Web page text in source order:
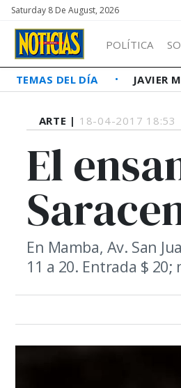
Saturday 8 De August, 2026
POLÍTICA
TEMAS DEL DÍA JAVIER
ARTE | 18-04-2017 18:53
El
En Mamba, Av. San
11 a 20. Entrada $